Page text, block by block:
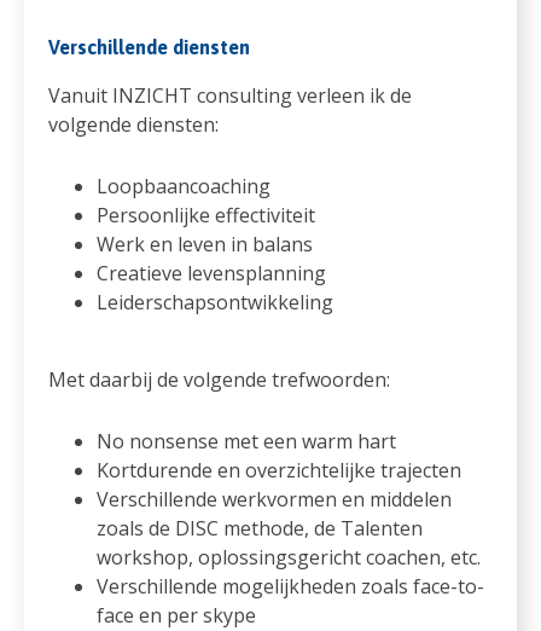
Verschillende diensten
Vanuit INZICHT consulting verleen ik de
volgende diensten:
Loopbaancoaching
Persoonlijke effectiviteit
Werk en leven in balans
Creatieve levensplanning
Leiderschapsontwikkeling
Met daarbij de volgende trefwoorden:
No nonsense met een warm hart
Kortdurende en overzichtelijke trajecten
Verschillende werkvormen en middelen
zoals de DISC methode, de Talenten
workshop, oplossingsgericht coachen, etc.
Verschillende mogelijkheden zoals face-to-
face en per skype